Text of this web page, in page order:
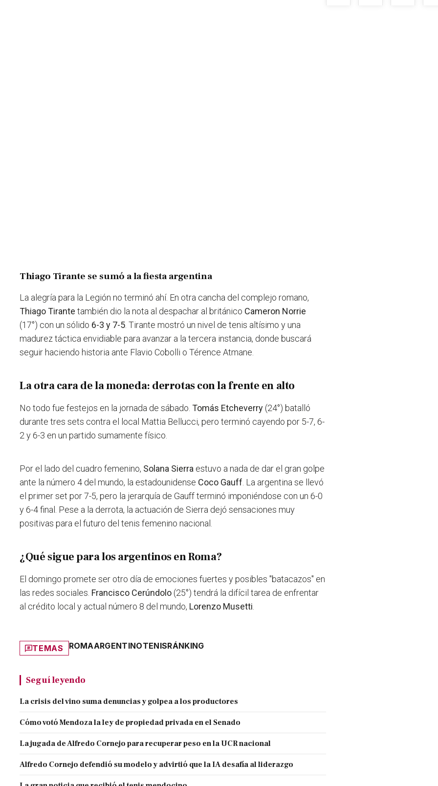
Thiago Tirante se sumó a la fiesta argentina
La alegría para la Legión no terminó ahí. En otra cancha del complejo romano,
Thiago Tirante también dio la nota al despachar al británico Cameron Norrie
(17°) con un sólido 6-3 y 7-5 . Tirante mostró un nivel de tenis altísimo y una
madurez táctica envidiable para avanzar a la tercera instancia, donde buscará
seguir haciendo historia ante Flavio Cobolli o Térence Atmane.
La otra cara de la moneda: derrotas con la frente en alto
No todo fue festejos en la jornada de sábado.Tomás Etcheverry (24°) batalló
durante tres sets contra el local Mattia Bellucci, pero terminó cayendo por 5-7, 6-
2 y 6-3 en un partido sumamente físico.
Por el lado del cuadro femenino, Solana Sierra estuvo a nada de dar el gran golpe
ante la número 4 del mundo, la estadounidense Coco Gauff . La argentina se llevó
el primer set por 7-5, pero la jerarquía de Gauff terminó imponiéndose con un 6-0
y 6-4 final. Pese a la derrota, la actuación de Sierra dejó sensaciones muy
positivas para el futuro del tenis femenino nacional.
¿Qué sigue para los argentinos en Roma?
El domingo promete ser otro día de emociones fuertes y posibles "batacazos" en
las redes sociales. Francisco Cerúndolo (25°) tendrá la difícil tarea de enfrentar
al crédito local y actual número 8 del mundo, Lorenzo Musetti
TEMAS ROMAARGENTINOTENISRÁNKING
Seguí leyendo
La crisis del vino suma denuncias y golpea a los productores
Cómo votó Mendoza la ley de propiedad privada en el Senado
La jugada de Alfredo Cornejo para recuperar peso en la UCR nacional
Alfredo Cornejo defendió su modelo y advirtió que la IA desafía al liderazgo